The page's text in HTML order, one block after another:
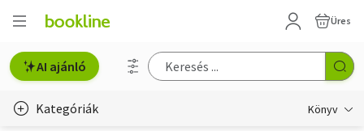
Üres
AI ajánló
Kategóriák Könyv